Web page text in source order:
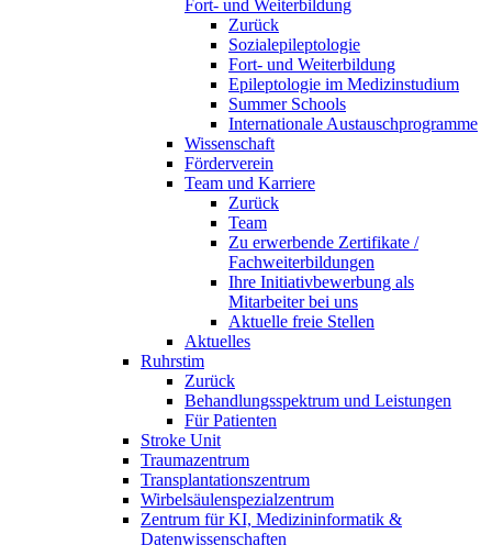
Fort- und Weiterbildung
Zurück
Sozialepileptologie
Fort- und Weiterbildung
Epileptologie im Medizinstudium
Summer Schools
Internationale Austauschprogramme
Wissenschaft
Förderverein
Team und Karriere
Zurück
Team
Zu erwerbende Zertifikate /
Fachweiterbildungen
Ihre Initiativbewerbung als
Mitarbeiter bei uns
Aktuelle freie Stellen
Aktuelles
Ruhrstim
Zurück
Behandlungsspektrum und Leistungen
Für Patienten
Stroke Unit
Traumazentrum
Transplantationszentrum
Wirbelsäulenspezialzentrum
Zentrum für KI, Medizininformatik &
Datenwissenschaften